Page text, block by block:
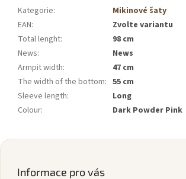
Kategorie:
Mikinové šaty
EAN:
Zvolte variantu
Total lenght:
98 cm
News:
News
Armpit width:
47 cm
The width of the bottom: 55 cm
Sleeve length:
Long
Colour: Dark Powder Pink
Z
Informace pro vás